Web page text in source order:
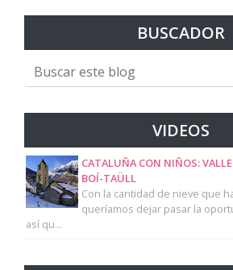
BUSCADOR
VIDEOS
CATALUÑA CON NIÑOS:
BOÍ-TAÜLL
Con la cantidad de nieve que
queríamos dejar pasar la
así qu...